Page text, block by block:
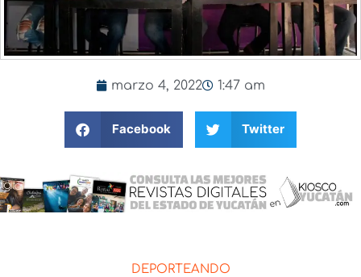
marzo 4, 2022 1:47 am
Facebook Twitter
DEPORTEANDO